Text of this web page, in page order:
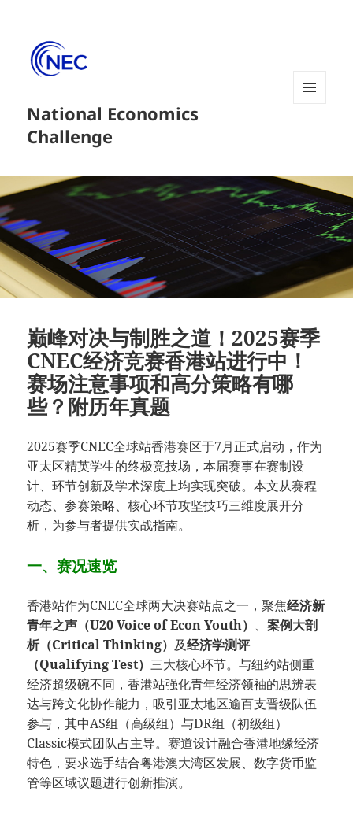
National Economics
Challenge
巅峰对决与制胜之道！2025赛季
CNEC经济竞赛香港站进行中！
赛场注意事项和高分策略有哪
些？附历年真题
2025赛季CNEC全球站香港赛区于7月正式启动，作为
亚太区精英学生的终极竞技场，本届赛事在赛制设
计、环节创新及学术深度上均实现突破。本文从赛程
动态、参赛策略、核心环节攻坚技巧三维度展开分
析，为参与者提供实战指南。
一、赛况速览
香港站作为CNEC全球两大决赛站点之一，聚焦​​经济新
青年之声（U20 Voice of Econ Youth）​ ​、​​案例大剖
析（Critical Thinking）​ ​及​​经济学测评
（Qualifying Test）​​三大核心环节。与纽约站侧重
经济超级碗不同，香港站强化青年经济领袖的思辨表
达与跨文化协作能力，吸引亚太地区逾百支晋级队伍
参与，其中AS组（高级组）与DR组（初级组）
Classic模式团队占主导。赛道设计融合香港地缘经济
特色，要求选手结合粤港澳大湾区发展、数字货币监
管等区域议题进行创新推演。